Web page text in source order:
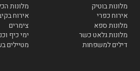
מלונות בוטיק
מלונות
אירוח כפרי
אירוח
מלונות ספא
צימרים
מלונות גלאט כשר
ימי כיף
דילים למשפחות
מטיילים